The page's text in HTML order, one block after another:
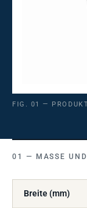
FIG. 01 —
MASSE
Breite (mm)